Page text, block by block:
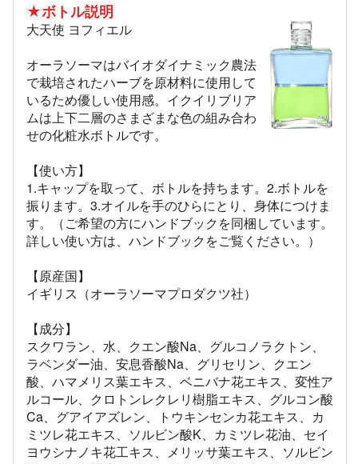
★ボトル説明
大天使 ヨフィエル
オーラソーマはバイオダイナミック農法
で栽培されたハーブを原材料に使用して
いるため優しい使用感。イクイリブリア
ムは上下二層のさまざまな色の組み合わ
せの化粧水ボトルです。
【使い方】
1.キャップを取って、ボトルを持ちます。2.ボトルを
振ります。3.オイルを手のひらにとり、身体につけま
す。（ご希望の方にハンドブックを同梱しています。
詳しい使い方は、ハンドブックをご覧ください。）
【原産国】
イギリス（オーラソーマプロダクツ社）
【成分】
スクワラン、水、クエン酸Na、グルコノラクトン、
ラベンダー油、安息香酸Na、グリセリン、クエン
酸、ハマメリス葉エキス、ベニバナ花エキス、変性ア
ルコール、クロトンレクレリ樹脂エキス、グルコン酸
Ca、グアイアズレン、トウキンセンカ花エキス、カ
ミツレ花エキス、ソルビン酸K、カミツレ花油、セイ
ヨウシナノキ花工キス、メリッサ葉エキス、ソルビン